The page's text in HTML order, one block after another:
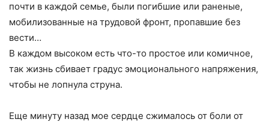
почти в каждой семье, были погибшие или раненые,
мобилизованные на трудовой фронт, пропавшие без
вести…
В каждом высоком есть что-то простое или комичное,
так жизнь сбивает градус эмоционального напряжения,
чтобы не лопнула струна.
Еще минуту назад мое сердце сжималось от боли от